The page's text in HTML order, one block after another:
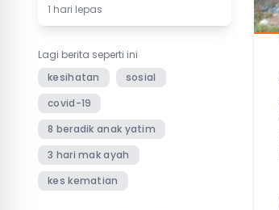
1 hari lepas
Lagi berita seperti ini
kesihatan
sosial
covid-19
8 beradik anak yatim
3 hari mak ayah
kes kematian